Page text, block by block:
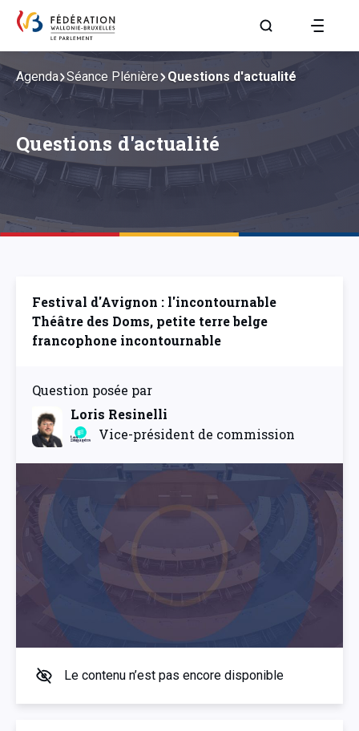
Aller à la page
Questions d'actualité
Agenda Séance Plénière Questions d'actualité
Festival d'Avignon : l'incontournable
Théâtre des Doms, petite terre belge
francophone incontournable
Question posée par
Loris Resinelli
Vice-président de commission
Le contenu n’est pas encore disponible